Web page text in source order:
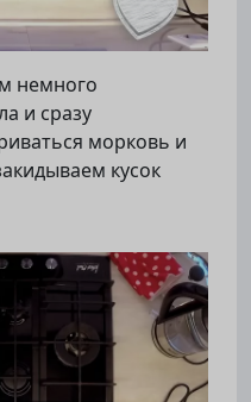
немного
и сразу
морковь и
кусок